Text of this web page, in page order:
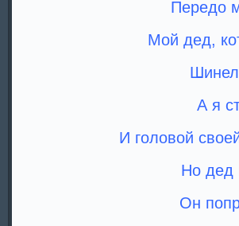
Передо
Мой дед,
А я
И головой
Но дед
Он